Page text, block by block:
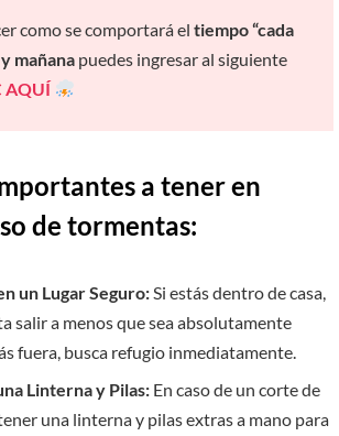
como se comportará el tiempo “cada
mañana puedes ingresar al siguiente
AQUÍ
a tener en
de tormentas:
un Lugar Seguro:Si estás dentro de casa,
salir a menos que sea absolutamente
fuera, busca refugio inmediatamente.
Linterna y Pilas: En caso de un corte de
una linterna y pilas extras a mano para